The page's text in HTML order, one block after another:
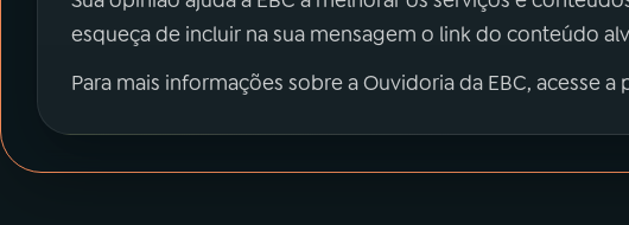
esqueça de incluir na sua mensagem o link do conteúdo
Para mais informações sobre a Ouvidoria da EBC, acesse